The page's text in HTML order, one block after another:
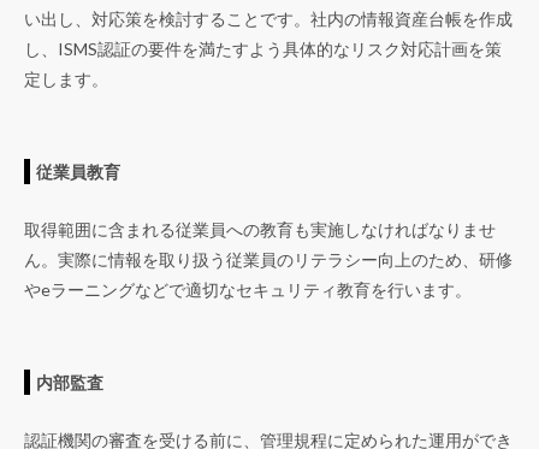
い出し、対応策を検討することです。社内の情報資産台帳を作成
し、ISMS認証の要件を満たすよう具体的なリスク対応計画を策
定します。
従業員教育
取得範囲に含まれる従業員への教育も実施しなければなりませ
ん。実際に情報を取り扱う従業員のリテラシー向上のため、研修
やeラーニングなどで適切なセキュリティ教育を行います。
内部監査
認証機関の審査を受ける前に、管理規程に定められた運用ができ